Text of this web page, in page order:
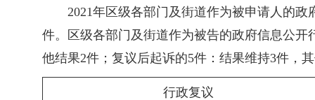
2021年区级各部门及街道作为被申请人的
件。区级各部门及街道作为被告的政府信息公
他结果2件；复议后起诉的5件：结果维持3件，
行政复议